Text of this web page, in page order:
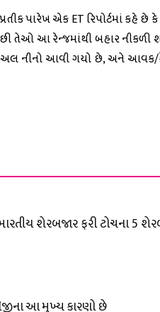
પારેખ એક ET રિપોર્ટમાં કહે
તેઓ આ રેન્જમાંથી બહાર નીકળી
નીનો આવી ગયો છે, અને આવક/
શેરબજાર ફરી ટોચના 5
આ મુખ્ય કારણો છે